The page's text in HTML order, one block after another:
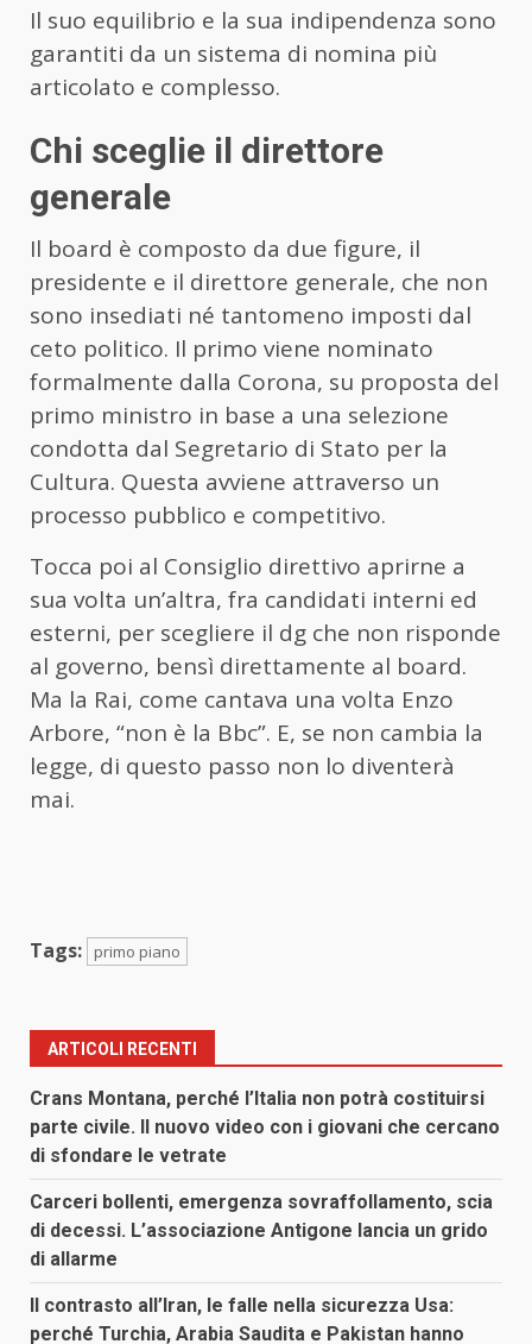
Il suo equilibrio e la sua indipendenza sono
garantiti da un sistema di nomina più
articolato e complesso.
Chi sceglie il direttore
generale
Il board è composto da due figure, il
presidente e il direttore generale, che non
sono insediati né tantomeno imposti dal
ceto politico. Il primo viene nominato
formalmente dalla Corona, su proposta del
primo ministro in base a una selezione
condotta dal Segretario di Stato per la
Cultura. Questa avviene attraverso un
processo pubblico e competitivo.
Tocca poi al Consiglio direttivo aprirne a
sua volta un’altra, fra candidati interni ed
esterni, per scegliere il dg che non risponde
al governo, bensì direttamente al board.
Ma la Rai, come cantava una volta Enzo
Arbore, “non è la Bbc”. E, se non cambia la
legge, di questo passo non lo diventerà
mai.
Tags: primo piano
ARTICOLI RECENTI
Crans Montana, perché l’Italia non potrà costituirsi
parte civile. Il nuovo video con i giovani che cercano
di sfondare le vetrate
Carceri bollenti, emergenza sovraffollamento, scia
di decessi. L’associazione Antigone lancia un grido
di allarme
Il contrasto all’Iran, le falle nella sicurezza Usa:
perché Turchia, Arabia Saudita e Pakistan hanno